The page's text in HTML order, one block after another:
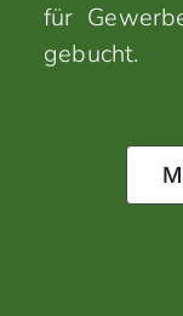
für
gebucht.